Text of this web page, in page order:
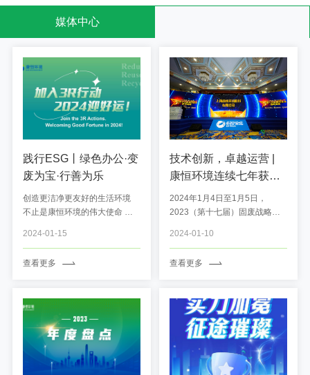
媒体中心
践行ESG丨绿色办公·变
废为宝·行善为乐
创造更洁净更友好的生活环境
不止是康恒环境的伟大使命 更
绿色办公，从我做起 我们相信
开始 3R行动 ...
2024-01-15
查看更多
技术创新，卓越运营 |
康恒环境连续七年获
评“固废十大影响力企
业”
2024年1月4日至1月5日，
2023（第十七届）固废战略论
门领导、代表企业、金融机构、
堂，共同碰撞高质量发展下的产
2024-01-10
查看更多